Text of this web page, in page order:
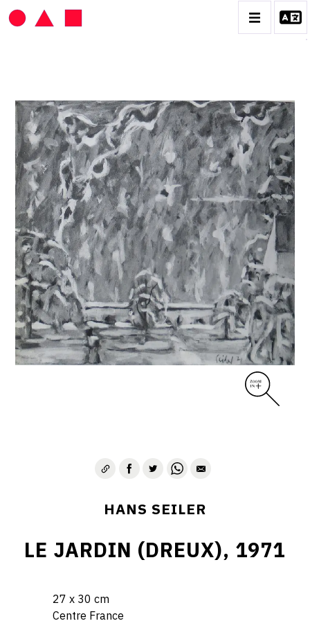
HANS SEILER
BIOGRAPHIE
CATALOGUE DES OEUVRES
VOL. 1 : LES PEINTURES
VOL. 2 : LES GOUACHES
VOL. 3 : CRAYONS DE COULEUR ET FUSAINS
CONTACT
HANS SEILER
LE JARDIN (DREUX), 1971
27 x 30 cm
Centre France